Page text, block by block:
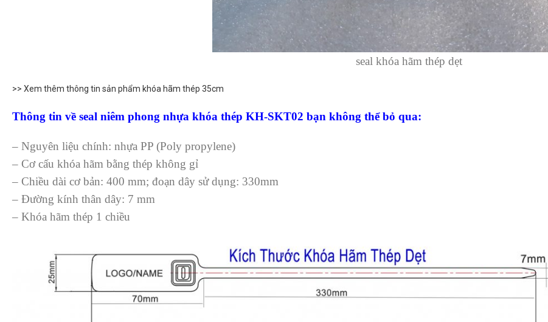
seal khóa hãm thép dẹt
>> Xem thêm thông tin sản phẩm khóa hãm thép 35cm
Thông tin về seal niêm phong nhựa khóa thép KH-SKT02 bạn không thể bỏ qua:
– Nguyên liệu chính: nhựa PP (Poly propylene)
– Cơ cấu khóa hãm bằng thép không gỉ
– Chiều dài cơ bản: 400 mm; đoạn dây sử dụng: 330mm
– Đường kính thân dây: 7 mm
– Khóa hãm thép 1 chiều